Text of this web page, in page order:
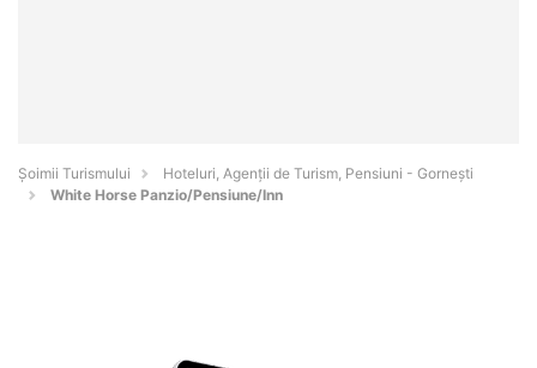
Șoimii Turismului
Hoteluri, Agenții de Turism, Pensiuni - Gorneşti
White Horse Panzio/Pensiune/Inn